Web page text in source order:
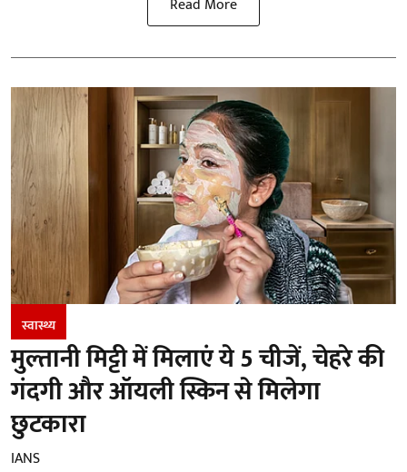
Read More
स्वास्थ्य
मुल्तानी मिट्टी में मिलाएं ये 5 चीजें, चेहरे की
गंदगी और ऑयली स्किन से मिलेगा
छुटकारा
IANS